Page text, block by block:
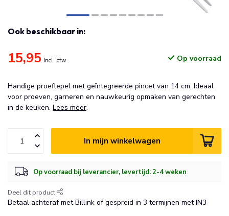
Ook beschikbaar in:
15,95 Incl. btw Op voorraad
Handige proeflepel met geïntegreerde pincet van 14 cm. Ideaal
voor proeven, garneren en nauwkeurig opmaken van gerechten
in de keuken. Lees meer.
In mijn winkelwagen
Op voorraad bij leverancier, levertijd: 2-4 weken
Deel dit product
Betaal achteraf met Billink of gespreid in 3 termijnen met IN3